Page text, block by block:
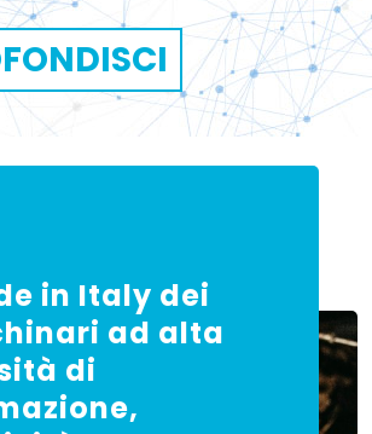
in Italy dei
ad alta
di